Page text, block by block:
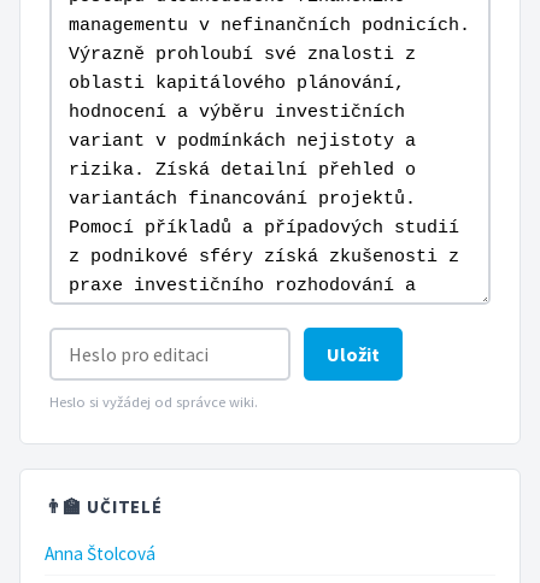
Uložit
Heslo si vyžádej od správce wiki.
👨‍🏫 UČITELÉ
Anna Štolcová